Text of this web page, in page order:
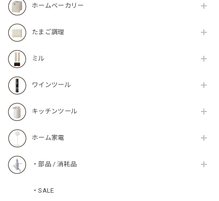
ホームベーカリー
たまご調理
ミル
ワインツール
キッチンツール
ホーム家電
・部品 / 消耗品
・SALE